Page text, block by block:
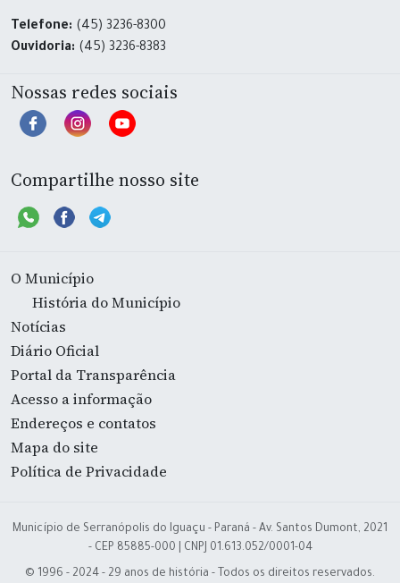
Telefone: (45) 3236-8300
Ouvidoria: (45) 3236-8383
Nossas redes sociais
Compartilhe nosso site
O Município
História do Município
Notícias
Diário Oficial
Portal da Transparência
Acesso a informação
Endereços e contatos
Mapa do site
Política de Privacidade
Município de Serranópolis do Iguaçu - Paraná - Av. Santos Dumont, 2021
- CEP 85885-000 | CNPJ 01.613.052/0001-04
© 1996 - 2024 - 29 anos de história - Todos os direitos reservados.